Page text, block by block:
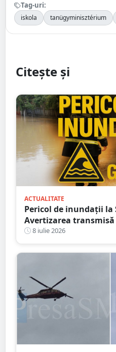
Tag-uri:
iskola tanügyminisztérium
Citește și
ACTUALITATE
Pericol de inundații la
Avertizarea
8 iulie 2026